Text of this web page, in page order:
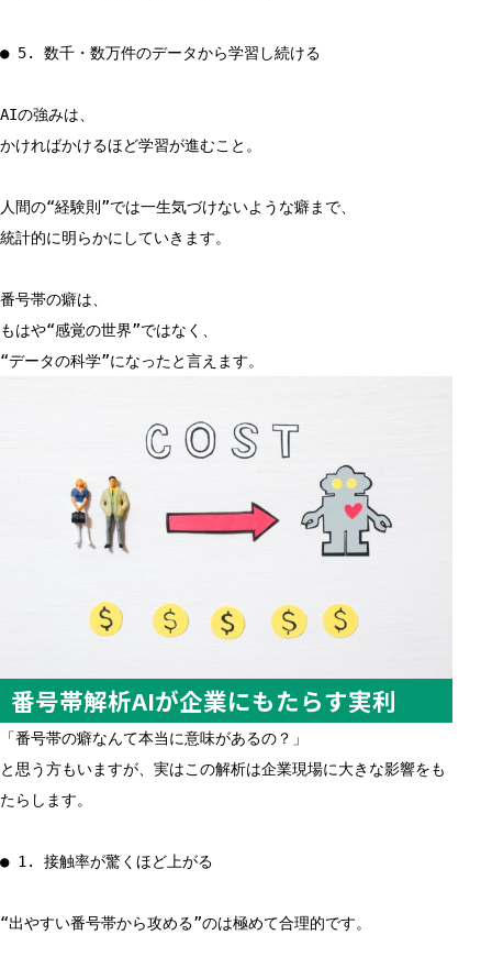
● 5. 数千・数万件のデータから学習し続ける
AIの強みは、
かければかけるほど学習が進むこと。
人間の“経験則”では一生気づけないような癖まで、
統計的に明らかにしていきます。
番号帯の癖は、
もはや“感覚の世界”ではなく、
“データの科学”になったと言えます。
番号帯解析AIが企業にもたらす実利
「番号帯の癖なんて本当に意味があるの？」
と思う方もいますが、実はこの解析は企業現場に大きな影響をも
たらします。
● 1. 接触率が驚くほど上がる
“出やすい番号帯から攻める”のは極めて合理的です。